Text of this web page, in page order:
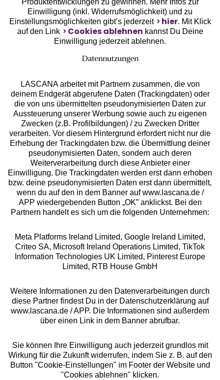
Services
Beratung
Über uns
Rechtliches
Alle Preise inkl. MwSt., zzgl.
Versandkosten
** Bonität vorausgesetzt, berechtigt zur Bonitätsprüfung
Produktentwicklungen zu gewinnen. Mehr Infos zur
Einwilligung (inkl. Widerrufsmöglichkeit) und zu
Einstellungsmöglichkeiten gibt’s jederzeit
hier. Mit Klick
auf den Link
Cookies ablehnen kannst Du Deine
Einwilligung jederzeit ablehnen.
Datennutzungen
LASCANA arbeitet mit Partnern zusammen, die von
deinem Endgerät abgerufene Daten (Trackingdaten) oder
die von uns übermittelten pseudonymisierten Daten zur
Aussteuerung unserer Werbung sowie auch zu eigenen
Zwecken (z.B. Profilbildungen) / zu Zwecken Dritter
verarbeiten. Vor diesem Hintergrund erfordert nicht nur die
Erhebung der Trackingdaten bzw. die Übermittlung deiner
pseudonymisierten Daten, sondern auch deren
Weiterverarbeitung durch diese Anbieter einer
Einwilligung. Die Trackingdaten werden erst dann erhoben
bzw. deine pseudonymisierten Daten erst dann übermittelt,
wenn du auf den in dem Banner auf www.lascana.de /
APP wiedergebenden Button „OK” anklickst. Bei den
Partnern handelt es sich um die folgenden Unternehmen:
Meta Platforms Ireland Limited, Google Ireland Limited,
Criteo SA, Microsoft Ireland Operations Limited, TikTok
Information Technologies UK Limited, Pinterest Europe
Limited, RTB House GmbH
Weitere Informationen zu den Datenverarbeitungen durch
diese Partner findest Du in der Datenschutzerklärung auf
www.lascana.de / APP. Die Informationen sind außerdem
über einen Link in dem Banner abrufbar.
Sie können Ihre Einwilligung auch jederzeit grundlos mit
Wirkung für die Zukunft widerrufen, indem Sie z. B. auf den
Button "Cookie-Einstellungen" im Footer der Website und
"Cookies ablehnen" klicken.